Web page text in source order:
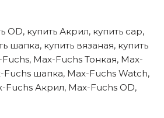
OD, купить Акрил, купить cap,
шапка, купить вязаная, купить
Max-Fuchs Тонкая, Max-
Fuchs шапка, Max-Fuchs Watch,
Fuchs Акрил, Max-Fuchs OD,